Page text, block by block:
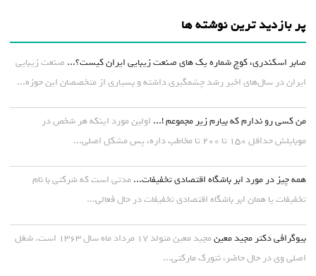
پر بازدید ترین نوشته ها
صابر اسکندری، کوچ شماره یک های صنعت زیبایی ایران کیست؟... صنعت زیبایی
ایران در سال‌های اخیر رشد چشمگیری داشته و بسیاری از متخصصان این حوزه...
من کسی رو ندارم که بیارم زیر مجموعم !... اولین مورد اینکه هر شخص در
موبایلش حداقل ۱۵۰ تا ۲۰۰ تا مخاطب داره، پس مشکل اصلی...
همه چیز در مورد ابر باشگاه اقتصادی تخفیفات... مدتی است که شرکتی با نام
تخفیفات یا همان ابر باشگاه اقتصادی تخفیفات در حال فعالی...
بیوگرافی دکتر مجید معین
مجید معین متولد ۱۷ مرداد ماه سال ۱۳۶۳ است. شغل
اصلی وی در حال حاضر، نتورک مارکتی...